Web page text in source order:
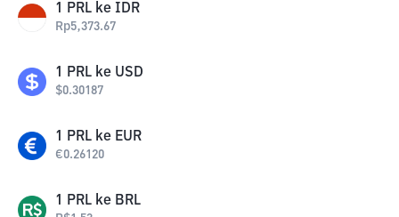
1 PRL ke IDR
Rp5,373.67
1 PRL ke USD
$0.30187
1 PRL ke EUR
€0.26120
1 PRL ke BRL